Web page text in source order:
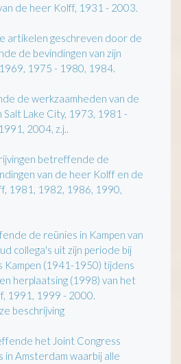
de heer Kolff, 1931 - 2003.
artikelen geschreven door de
de bevindingen van zijn
1975 - 1980, 1984.
de werkzaamheden van de
Salt Lake City, 1973, 1981 -
2004, z.j..
betreffende de
van de heer Kolff en de
1981, 1982, 1986, 1990,
de reünies in Kampen van
collega's uit zijn periode bij
Kampen (1941-1950) tijdens
herplaatsing (1998) van het
1991, 1999 - 2000.
beschrijving
het Joint Congress
in Amsterdam waarbij alle